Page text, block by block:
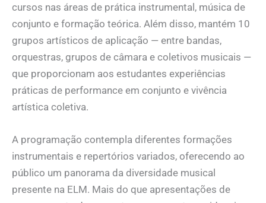
cursos nas áreas de prática instrumental, música de
conjunto e formação teórica. Além disso, mantém 10
grupos artísticos de aplicação — entre bandas,
orquestras, grupos de câmara e coletivos musicais —
que proporcionam aos estudantes experiências
práticas de performance em conjunto e vivência
artística coletiva.
A programação contempla diferentes formações
instrumentais e repertórios variados, oferecendo ao
público um panorama da diversidade musical
presente na ELM. Mais do que apresentações de